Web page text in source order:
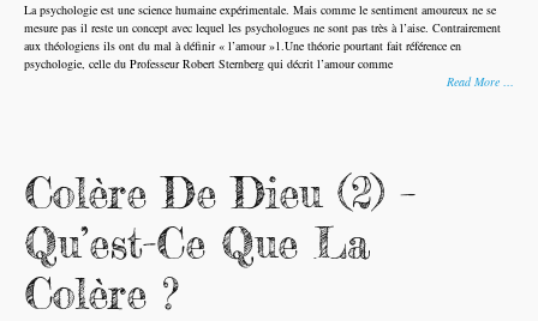
La psychologie est une science humaine expérimentale. Mais comme le sentiment amoureux ne se
mesure pas il reste un concept avec lequel les psychologues ne sont pas très à l’aise. Contrairement
aux théologiens ils ont du mal à définir « l’amour »1.Une théorie pourtant fait référence en
psychologie, celle du Professeur Robert Sternberg qui décrit l’amour comme
Read More …
Colère De Dieu (2) –
Qu’est-Ce Que La
Colère ?